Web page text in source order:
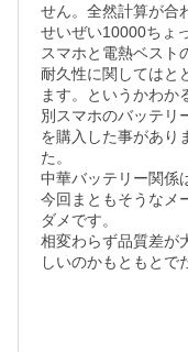
せん。全然計算が合
せいぜい10000ちょ
スマホと電熱ベスト
耐久性に関してはと
ます。というかわか
別スマホのバッテリ
を購入した事があり
た。
中華バッテリー関係
今回まともそうなメ
ダメです。
相変わらず品質差が
しいのかもともとで